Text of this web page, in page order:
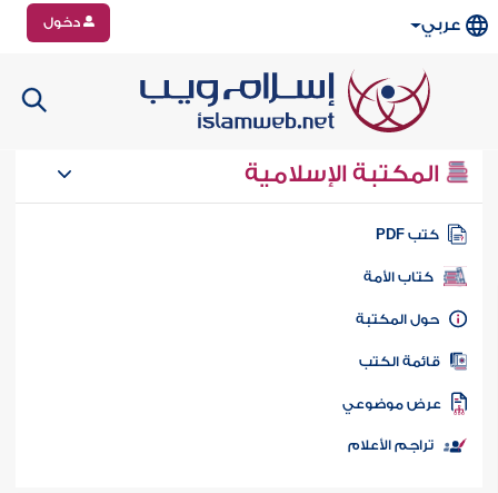
عربي دخول
المكتبة الإسلامية
كتب PDF
كتاب الأمة
المكتبة
الكتب
موضوعي